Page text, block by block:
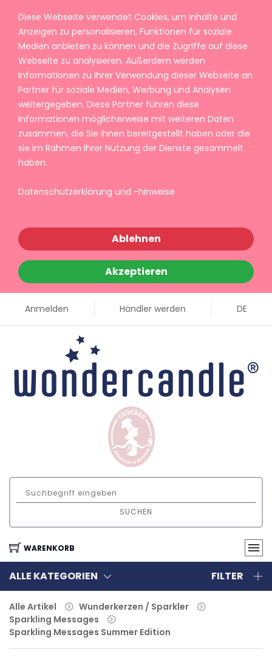
Diese Webseite verwendet Cookies, um Inhalte und
Anzeigen zu personalisieren, Funktionen für soziale
Medien anbieten zu können und die Zugriffe auf diese
Webseite zu analysieren. Außerdem werden
Informationen zu Ihrer Verwendung dieser Webseite an
Partner für soziale Medien, Werbung und Analysen
weitergegeben. Diese Partner führen diese
Informationen möglicherweise mit weiteren Daten
zusammen, die Sie ihnen bereitgestellt haben oder die
sie im Rahmen Ihrer Nutzung der Dienste gesammelt
haben.
Datenschutzerklärung und -hinweise
Ablehnen
Akzeptieren
Anmelden Händler werden DE
SUCHEN
WARENKORB
ALLE KATEGORIEN FILTER
Alle Artikel
Wunderkerzen / Sparkler
Sparkling Messages
Sparkling Messages Summer Edition